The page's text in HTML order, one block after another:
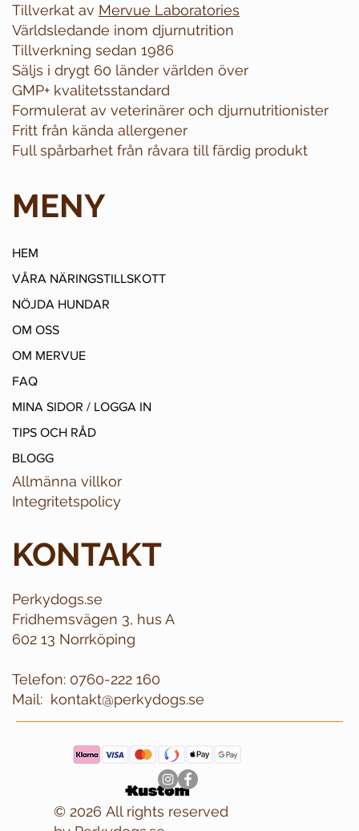
Tillverkat av Mervue Laboratories
Världsledande inom djurnutrition
Tillverkning sedan 1986
Säljs i drygt 60 länder världen över
GMP+ kvalitetsstandard
Formulerat av veterinärer och djurnutritionister
Fritt från kända allergener
Full spårbarhet från råvara till färdig produkt
MENY
HEM
VÅRA NÄRINGSTILLSKOTT
NÖJDA HUNDAR
OM OSS
OM MERVUE
FAQ
MINA SIDOR / LOGGA IN
TIPS OCH RÅD
BLOGG
Allmänna villkor
Integritetspolicy
KONTAKT
Perkydogs.se
Fridhemsvägen 3, hus A
602 13 Norrköping
Telefon: 0760-222 160
kontakt@perkydogs.se
Mail:
© 2026 All rights reserved